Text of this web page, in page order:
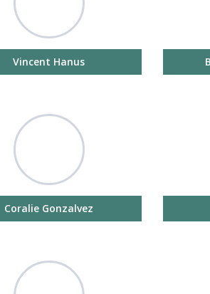
Vincent Hanus
Coralie Gonzalvez